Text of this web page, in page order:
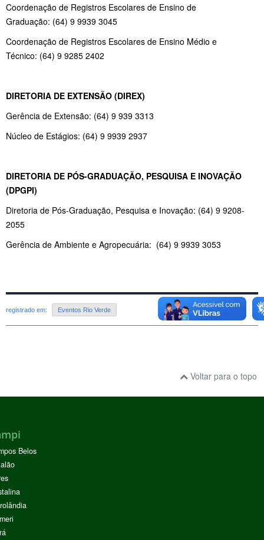
Coordenação de Registros Escolares de Ensino de
Graduação: (64) 9 9939 3045
Coordenação de Registros Escolares de Ensino Médio e
Técnico: (64) 9 9285 2402
DIRETORIA DE EXTENSÃO (DIREX)
Gerência de Extensão: (64) 9 939 3313
Núcleo de Estágios: (64) 9 9939 2937
DIRETORIA DE PÓS-GRADUAÇÃO, PESQUISA E INOVAÇÃO
(DPGPI)
Diretoria de Pós-Graduação, Pesquisa e Inovação: (64) 9 9208-
2055
Gerência de Ambiente e Agropecuária: (64) 9 9939 3053
registrado em: Eventos Rio Verde
Voltar para o topo
Belos